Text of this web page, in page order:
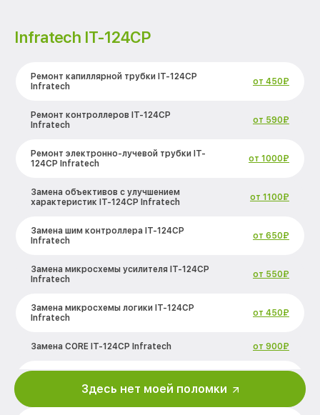
Infratech IT-124CP
Ремонт капиллярной трубки IT-124CP
Infratech
от 450₽
Ремонт контроллеров IT-124CP
Infratech
от 590₽
Ремонт электронно-лучевой трубки IT-
124CP Infratech
от 1000₽
Замена объективов с улучшением
характеристик IT-124CP Infratech
от 1100₽
Замена шим контроллера IT-124CP
Infratech
от 650₽
Замена микросхемы усилителя IT-124CP
Infratech
от 550₽
Замена микросхемы логики IT-124CP
Infratech
от 450₽
Замена CORE IT-124CP Infratech от 900₽
других устройств IT-124CP Infratech
Здесь нет моей поломки